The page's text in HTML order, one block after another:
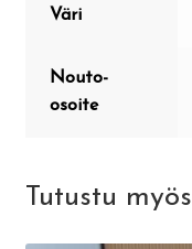
Väri
Nouto-
osoite
Tutustu myös